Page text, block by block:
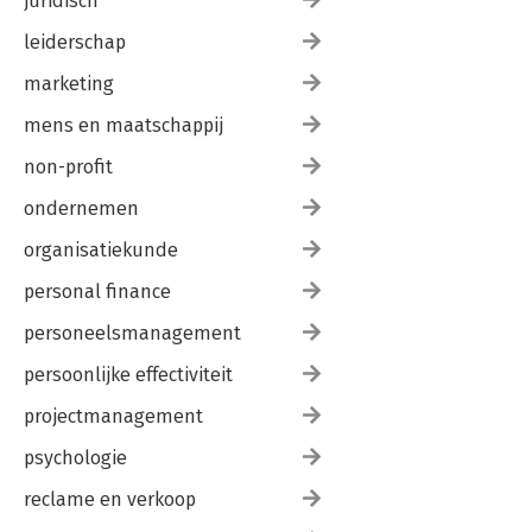
leiderschap
marketing
mens en maatschappij
non-profit
ondernemen
organisatiekunde
personal finance
personeelsmanagement
persoonlijke effectiviteit
projectmanagement
psychologie
reclame en verkoop